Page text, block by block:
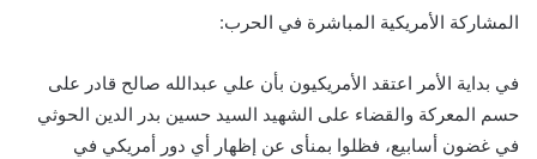
المشاركة الأمريكية المباشرة في الحرب:
في بداية الأمر اعتقد الأمريكيون بأن علي عبدالله صالح قادر على
حسم المعركة والقضاء على الشهيد السيد حسين بدر الدين الحوثي
في غضون أسابيع، فظلوا بمنأى عن إظهار أي دور أمريكي في